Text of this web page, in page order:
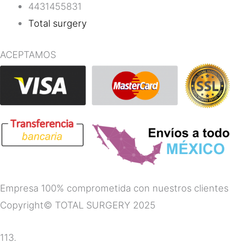
4431455831
Total surgery
ACEPTAMOS
Empresa 100% comprometida con nuestros clientes
Copyright© TOTAL SURGERY 2025
113.